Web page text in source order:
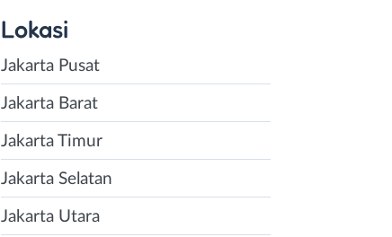
Lokasi
Jakarta Pusat
Jakarta Barat
Jakarta Timur
Jakarta Selatan
Jakarta Utara